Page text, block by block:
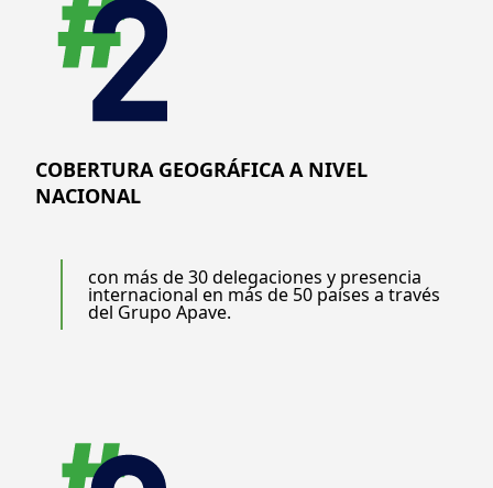
COBERTURA GEOGRÁFICA A NIVEL
NACIONAL
con más de 30 delegaciones y presencia
internacional en más de 50 países a través
del Grupo Apave.